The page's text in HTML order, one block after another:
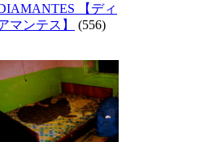
【ディ
マンテス】
(556)